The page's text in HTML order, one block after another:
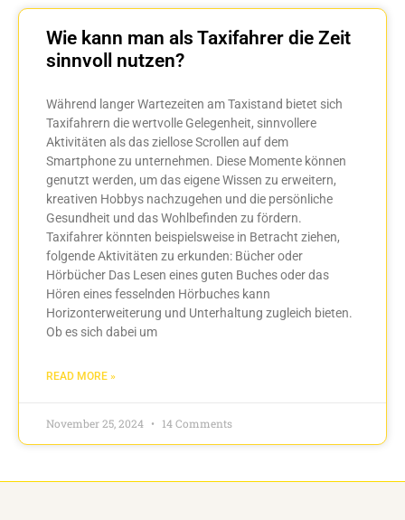
Wie kann man als Taxifahrer die Zeit
sinnvoll nutzen?
Während langer Wartezeiten am Taxistand bietet sich
Taxifahrern die wertvolle Gelegenheit, sinnvollere
Aktivitäten als das ziellose Scrollen auf dem
Smartphone zu unternehmen. Diese Momente können
genutzt werden, um das eigene Wissen zu erweitern,
kreativen Hobbys nachzugehen und die persönliche
Gesundheit und das Wohlbefinden zu fördern.
Taxifahrer könnten beispielsweise in Betracht ziehen,
folgende Aktivitäten zu erkunden: Bücher oder
Hörbücher Das Lesen eines guten Buches oder das
Hören eines fesselnden Hörbuches kann
Horizonterweiterung und Unterhaltung zugleich bieten.
Ob es sich dabei um
READ MORE »
November 25, 2024 14 Comments